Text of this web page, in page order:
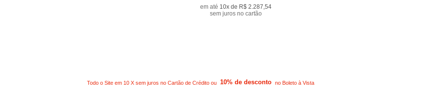
em até 10x de R$ 2.287,54
sem juros no cartão
Todo o Site em 10 X sem juros no Cartão de Crédito ou 10% de desconto no Boleto à Vista